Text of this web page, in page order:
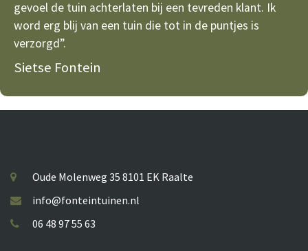
gevoel de tuin achterlaten bij een tevreden klant. Ik
word erg blij van een tuin die tot in de puntjes is
verzorgd”.
Sietse Fontein
Oude Molenweg 35 8101 EK Raalte
info@fonteintuinen.nl
06 48 97 55 63